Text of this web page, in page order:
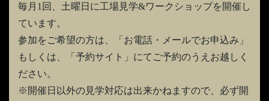
毎月1回、土曜日に工場見学&ワークショップを開催し
ています。
参加をご希望の方は、「お電話・メールでお申込み」
もしくは、「予約サイト」にてご予約のうえお越しく
ださい。
※開催日以外の見学対応は出来かねますので、必ず開